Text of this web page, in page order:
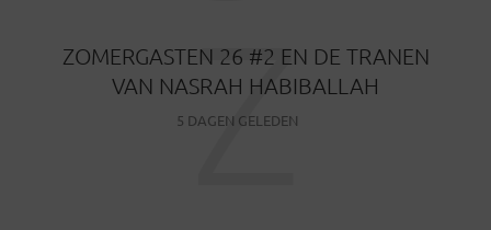
ZOMERGASTEN 26 #2 EN DE TRANEN
VAN NASRAH HABIBALLAH
5 DAGEN GELEDEN
Z